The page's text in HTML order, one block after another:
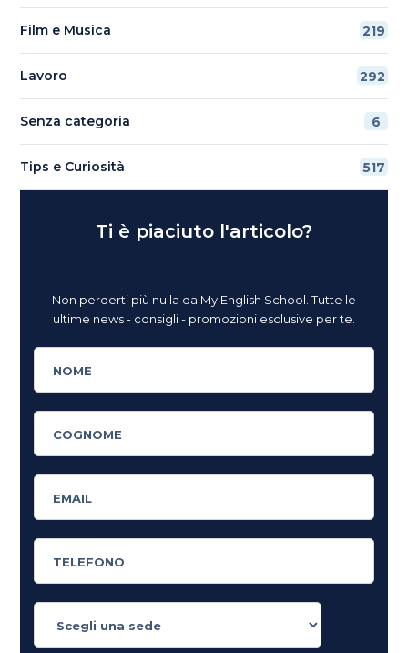
Film e Musica 219
Lavoro 292
Senza categoria 6
Tips e Curiosità 517
Ti è piaciuto l'articolo?
Non perderti più nulla da My English School. Tutte le
ultime news - consigli - promozioni esclusive per te.